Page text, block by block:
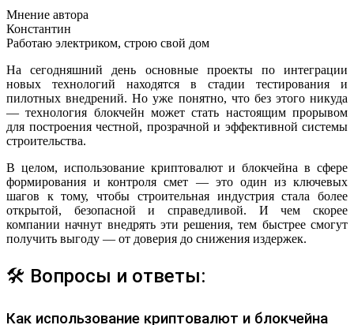
Мнение автора
Константин
Работаю электриком, строю свой дом
На сегодняшний день основные проекты по интеграции
новых технологий находятся в стадии тестирования и
пилотных внедрений. Но уже понятно, что без этого никуда
— технология блокчейн может стать настоящим прорывом
для построения честной, прозрачной и эффективной системы
строительства.
В целом, использование криптовалют и блокчейна в сфере
формирования и контроля смет — это один из ключевых
шагов к тому, чтобы строительная индустрия стала более
открытой, безопасной и справедливой. И чем скорее
компании начнут внедрять эти решения, тем быстрее смогут
получить выгоду — от доверия до снижения издержек.
🛠 Вопросы и ответы:
Как использование криптовалют и блокчейна